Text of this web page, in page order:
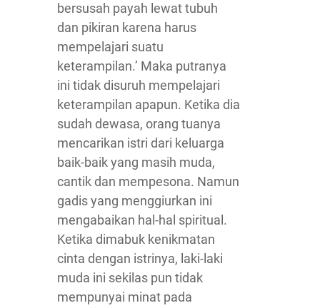
bersusah payah lewat tubuh
dan pikiran karena harus
mempelajari suatu
keterampilan.’ Maka putranya
ini tidak disuruh mempelajari
keterampilan apapun. Ketika dia
sudah dewasa, orang tuanya
mencarikan istri dari keluarga
baik-baik yang masih muda,
cantik dan mempesona. Namun
gadis yang menggiurkan ini
mengabaikan hal-hal spiritual.
Ketika dimabuk kenikmatan
cinta dengan istrinya, laki-laki
muda ini sekilas pun tidak
mempunyai minat pada